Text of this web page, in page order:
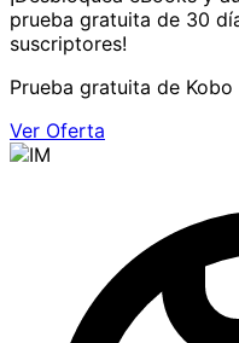
prueba gratuita de 30
suscriptores!
Prueba gratuita de
Ver Oferta